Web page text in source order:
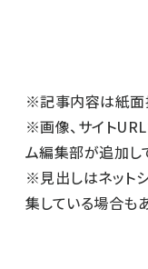
※記事内容は紙面
※画像、サイト
ム編集部が追加し
※見出しはネット
集している場合も